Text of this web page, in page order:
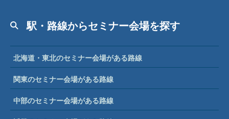
駅・路線からセミナー会場を探す
北海道・東北のセミナー会場がある路線
関東のセミナー会場がある路線
中部のセミナー会場がある路線